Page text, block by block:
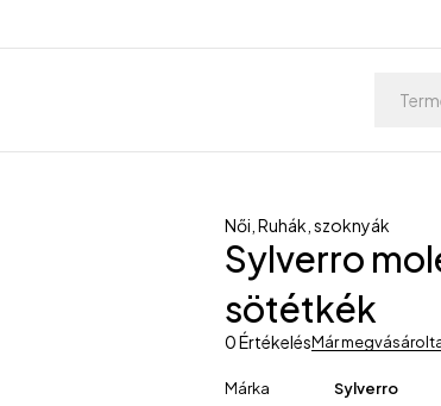
Női ,Ruhák, szoknyák
Sylverro
sötétkék
0 ÉrtékelésMár
Márka
Sylverro